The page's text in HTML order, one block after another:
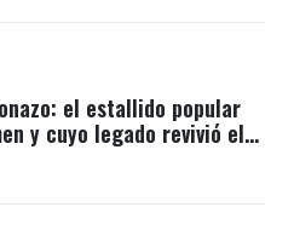
el estallido popular
y cuyo legado revivió el